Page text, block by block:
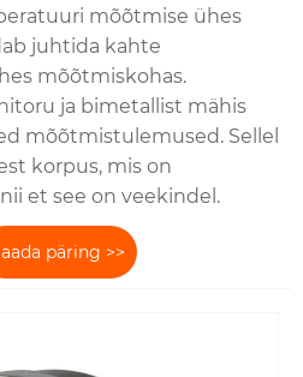
mõõtmise ühes
juhtida kahte
mõõtmiskohas.
ja bimetallist mähis
mõõtmistulemused. Sellel
korpus, mis on
et see on veekindel.
päring >>